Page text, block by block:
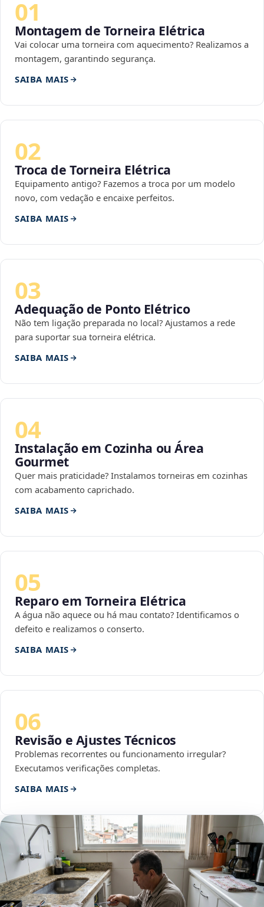
01
Montagem de Torneira Elétrica
Vai colocar uma torneira com aquecimento? Realizamos a
montagem, garantindo segurança.
SAIBA MAIS
02
Troca de Torneira Elétrica
Equipamento antigo? Fazemos a troca por um modelo
novo, com vedação e encaixe perfeitos.
SAIBA MAIS
03
Adequação de Ponto Elétrico
Não tem ligação preparada no local? Ajustamos a rede
para suportar sua torneira elétrica.
SAIBA MAIS
04
Instalação em Cozinha ou Área
Gourmet
Quer mais praticidade? Instalamos torneiras em cozinhas
com acabamento caprichado.
SAIBA MAIS
05
Reparo em Torneira Elétrica
A água não aquece ou há mau contato? Identificamos o
defeito e realizamos o conserto.
SAIBA MAIS
06
Revisão e Ajustes Técnicos
Problemas recorrentes ou funcionamento irregular?
Executamos verificações completas.
SAIBA MAIS